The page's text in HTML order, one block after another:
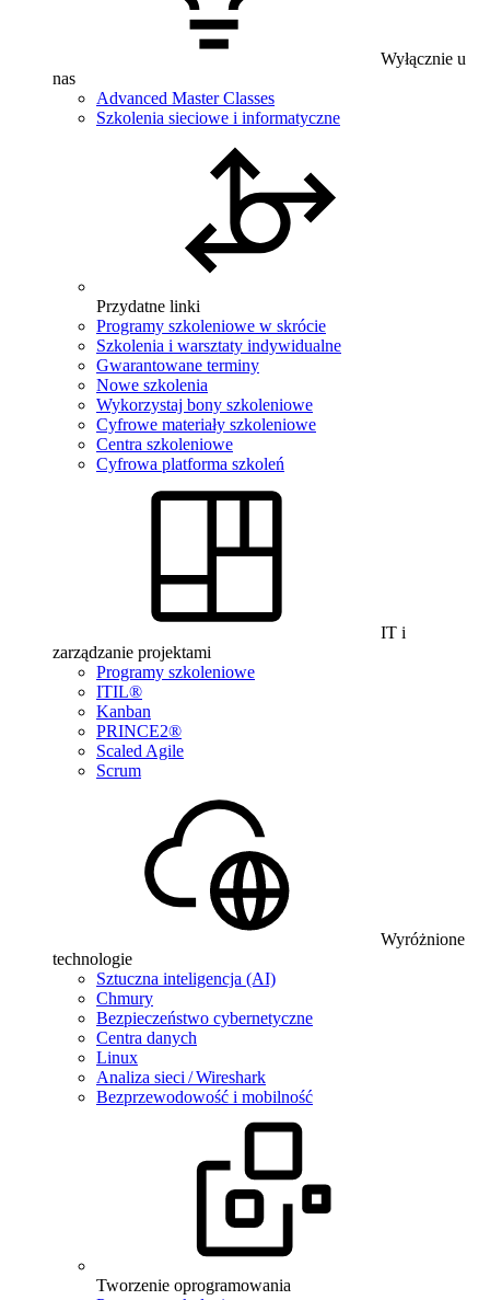
Wyłącznie u
nas
Advanced Master Classes
Szkolenia sieciowe i informatyczne
Przydatne linki
Programy szkoleniowe w skrócie
Szkolenia i warsztaty indywidualne
Gwarantowane terminy
Nowe szkolenia
Wykorzystaj bony szkoleniowe
Cyfrowe materiały szkoleniowe
Centra szkoleniowe
Cyfrowa platforma szkoleń
IT i
zarządzanie projektami
Programy szkoleniowe
ITIL®
Kanban
PRINCE2®
Scaled Agile
Scrum
Wyróżnione
technologie
Sztuczna inteligencja (AI)
Chmury
Bezpieczeństwo cybernetyczne
Centra danych
Linux
Analiza sieci / Wireshark
Bezprzewodowość i mobilność
Tworzenie oprogramowania